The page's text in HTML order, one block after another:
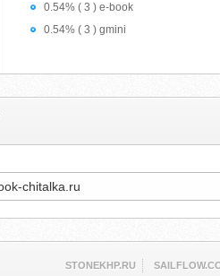
0.54% ( 3 ) e-book
0.54% ( 3 ) gmini
STONEKHP.RU